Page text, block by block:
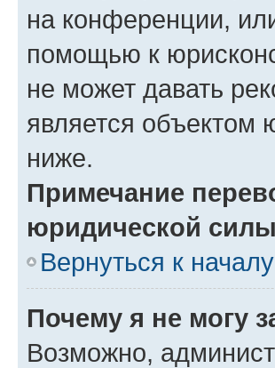
на конференции,
помощью к
не может давать
является объектом
ниже.
Примечание
юридической
Вернуться к началу
Почему я не могу
Возможно,